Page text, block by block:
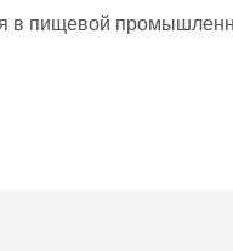
в пищевой